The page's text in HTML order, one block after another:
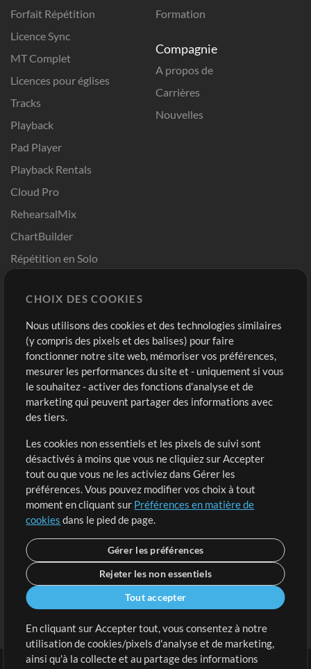
Forfait Répétition
Licence Sync
MT Complet
Licences pour églises
Tracks
Playback
Pad Player
Playback Rentals
Cloud Pro
RehearsalMix
ChartBuilder
Répétition en Solo
Modèles ProPresenter
Sons
Formation
Compagnie
A propos de
Carrières
Nouvelles
Boutique
Acheter des crédits
Contenu gratuit
Demander les pistes
Extras
Sessions
Soumettre votre contenu
Listes de lecture
Conférence MT
Compte
Connexion
S'inscrire
CHOIX DES COOKIES
Nous utilisons des cookies et des technologies similaires
(y compris des pixels et des balises) pour faire
fonctionner notre site web, mémoriser vos préférences,
mesurer les performances du site et - uniquement si vous
le souhaitez - activer des fonctions d'analyse et de
marketing qui peuvent partager des informations avec
des tiers.
Les cookies non essentiels et les pixels de suivi sont
désactivés à moins que vous ne cliquiez sur Accepter
tout ou que vous ne les activiez dans Gérer les
préférences. Vous pouvez modifier vos choix à tout
moment en cliquant sur Préférences en matière de
cookies dans le pied de page.
Gérer les préférences
Rejeter les non essentiels
Tout accepter
En cliquant sur Accepter tout, vous consentez à notre
utilisation de cookies/pixels d'analyse et de marketing,
ainsi qu'à la collecte et au partage des informations